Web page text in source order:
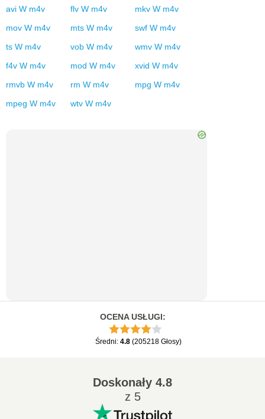
avi W m4v flv W m4v mkv W m4v
mov W m4v mts W m4v swf W m4v
ts W m4v vob W m4v wmv W m4v
f4v W m4v mod W m4v xvid W m4v
rmvb W m4v rm W m4v mpg W m4v
mpeg W m4v wtv W m4v
OCENA USŁUGI:
Średni: 4.8 (205218 Głosy)
Doskonały 4.8
z 5